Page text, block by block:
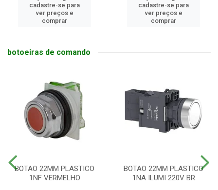
cadastre-se para
ver preços e
comprar
cadastre-se para
ver preços e
comprar
botoeiras de comando
BOTAO 22MM PLASTICO
1NF VERMELHO
BOTAO 22MM PLASTICO
1NA ILUMI 220V BR